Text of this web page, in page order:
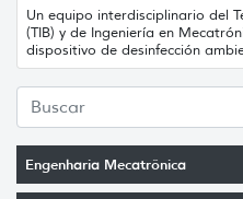
Engenharia Mecatrônica
Un equipo interdisciplinario del
(TIB) y de Ingeniería en
dispositivo de desinfección